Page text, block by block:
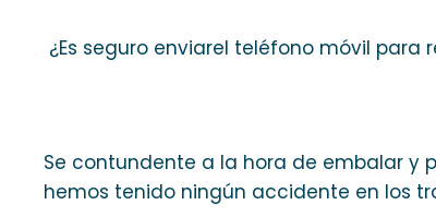
¿Es seguro enviarel teléfono móvil para
Se contundente a la hora de embalar y
hemos tenido ningún accidente en los